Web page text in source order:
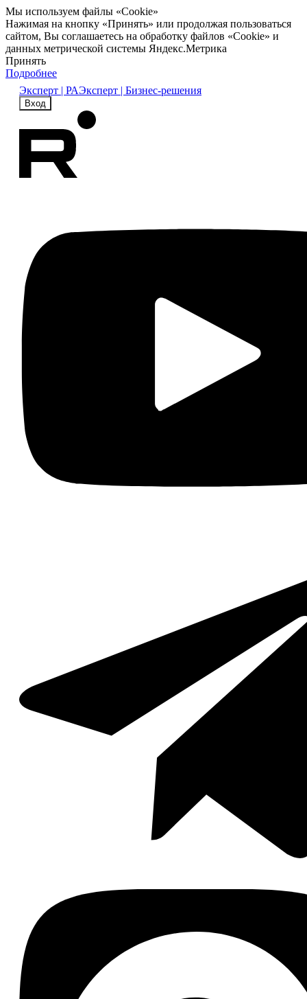
Мы используем файлы «Cookie»
Нажимая на кнопку «Принять» или продолжая пользоваться
сайтом, Вы соглашаетесь на обработку файлов «Cookie» и
данных метрической системы Яндекс.Метрика
Принять
Подробнее
Эксперт | РАЭксперт | Бизнес-решения
Вход